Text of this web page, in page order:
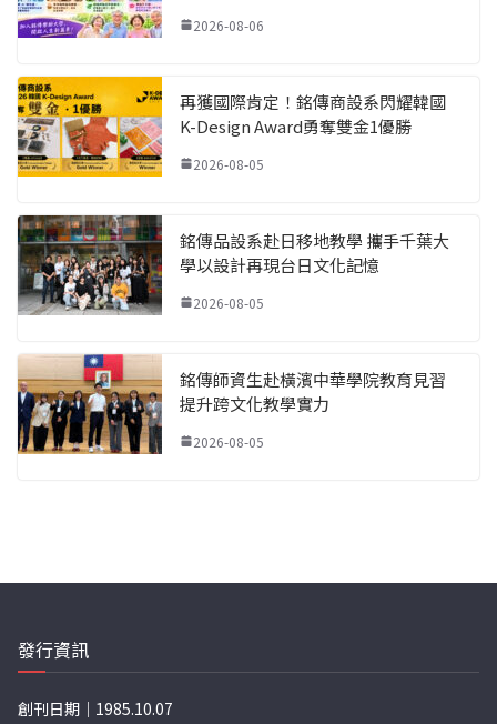
2026-08-06
再獲國際肯定！銘傳商設系閃耀韓國
K-Design Award勇奪雙金1優勝
2026-08-05
銘傳品設系赴日移地教學 攜手千葉大
學以設計再現台日文化記憶
2026-08-05
銘傳師資生赴橫濱中華學院教育見習
提升跨文化教學實力
2026-08-05
發行資訊
創刊日期｜1985.10.07